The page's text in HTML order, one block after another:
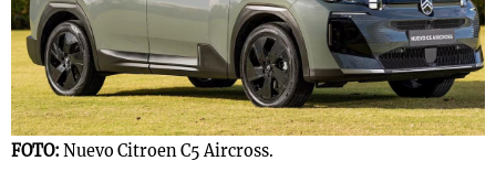
FOTO: Nuevo Citroen C5 Aircross.